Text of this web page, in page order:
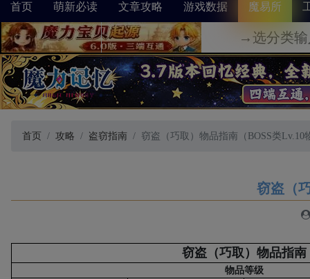
首页 萌新必读 文章攻略 游戏数据 魔易所
首页 攻略 盗窃指南 窃盗（巧取）物品指南（BOSS类Lv.10
窃盗（
窃盗（巧取）物品指南
物品等级